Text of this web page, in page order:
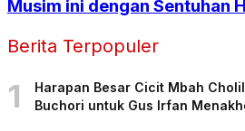
Musim ini dengan Sentuhan
Berita Terpopuler
1
Harapan Besar Cicit Mbah
Buchori untuk Gus Irfan